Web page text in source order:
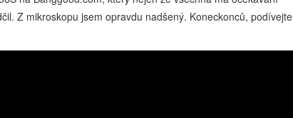
Z mikroskopu jsem opravdu nadšený. Koneckonců, podívejte